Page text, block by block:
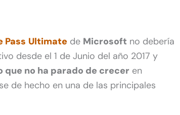
Pass Ultimate de Microsoft no debería
desde el 1 de Junio del año 2017 y
que no ha parado de crecer en
de hecho en una de las principales